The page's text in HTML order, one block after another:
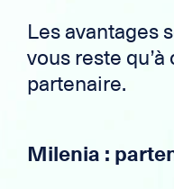
Les avantages
vous reste
partenaire.
Milenia :